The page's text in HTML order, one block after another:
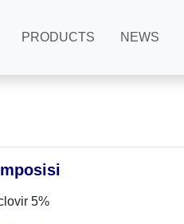
PRODUCTS NEWS
5%